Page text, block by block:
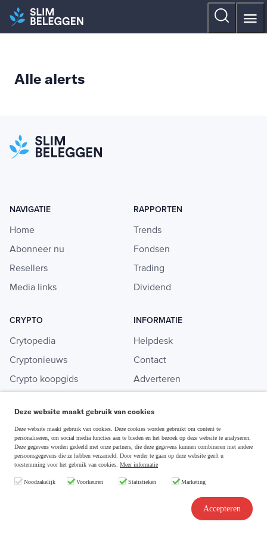
Alle alerts
NAVIGATIE
Home
Abonneer nu
Resellers
Media links
RAPPORTEN
Trends
Fondsen
Trading
Dividend
CRYPTO
Crytopedia
Cryptonieuws
Crypto koopgids
INFORMATIE
Helpdesk
Contact
Adverteren
Copyright © 2026 Slim Beleggen
Disclaimer & Privacy
Algemene Voorwaarden
Deze website maakt gebruik van cookies
Deze website maakt gebruik van cookies. Deze cookies worden gebruikt om content te
personaliseren, om social media functies aan te bieden en het bezoek op deze website te analyseren.
Deze gegevens worden gedeeld met onze partners, die deze gegevens kunnen combineren met andere
persoonsgegevens die ze hebben verzameld. Door verder te gaan op deze website geeft u
toestemming voor het gebruik van cookies. Meer informatie
Noodzakelijk Voorkeuren Statistieken Marketing
Accepteren